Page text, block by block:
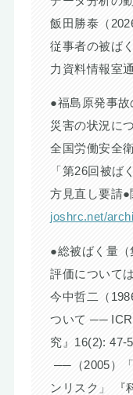
飯田勝泰（
従事者の被ば
力資料情報室
●福島原発事
災害の状況に
全国労働安全
「第26回被ば
方見直し要請
joshrc.net/
●総被ばく量
評価については
今中哲二（
ついて ──
究』16(2): 47-
──（2005）
ンリスク」 『